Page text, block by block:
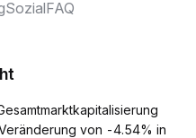
SozialFAQ
von -4.54% in